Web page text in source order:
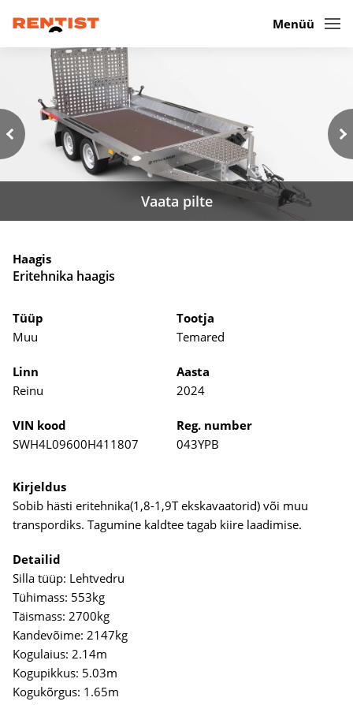
Menüü
Vaata pilte
Haagis
Eritehnika haagis
Tüüp
Muu
Tootja
Temared
Linn
Reinu
Aasta
2024
VIN kood
SWH4L09600H411807
Reg. number
043YPB
Kirjeldus
Sobib hästi eritehnika(1,8-1,9T ekskavaatorid) või muu
transpordiks. Tagumine kaldtee tagab kiire laadimise.
Detailid
Silla tüüp: Lehtvedru
Tühimass: 553kg
Täismass: 2700kg
Kandevõime: 2147kg
Kogulaius: 2.14m
Kogupikkus: 5.03m
Kogukõrgus: 1.65m